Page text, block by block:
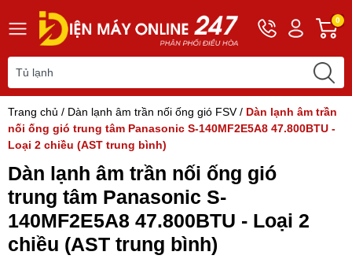
Hotline
0243
Tài
khoản
Khách
0
Trang chủ / Dàn lạnh âm trần nối ống gió FSV/ Dàn lạnh âm trần
nối ống gió trung tâm Panasonic S-140MF2E5A8 47.800BTU -
Loại 2 chiều (AST trung bình)
Dàn lạnh âm trần nối ống gió
trung tâm Panasonic S-
140MF2E5A8 47.800BTU - Loại 2
chiều (AST trung bình)